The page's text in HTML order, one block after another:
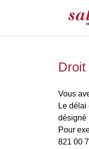
Droit
Vous
Le
désigné
Pour
821 00